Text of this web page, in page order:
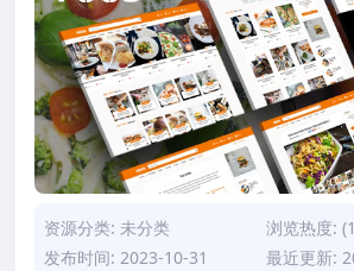
资源分类: 未分类
浏览热度:
发布时间: 2023-10-31
最近更新: